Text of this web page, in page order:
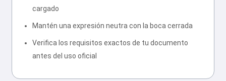
cargado
Mantén una expresión neutra con la boca cerrada
Verifica los requisitos exactos de tu documento
antes del uso oficial